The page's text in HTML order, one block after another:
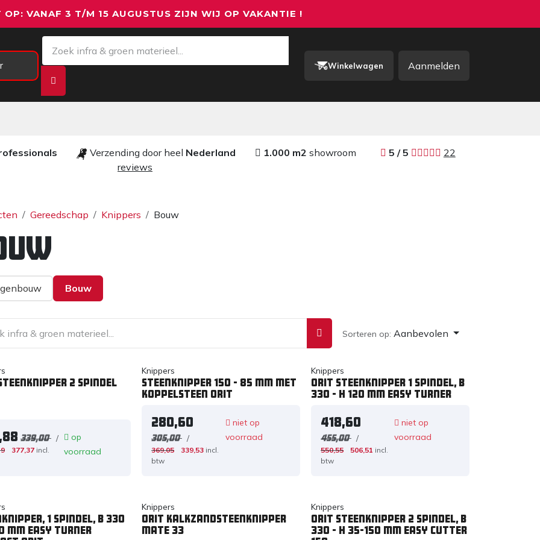
VANAF 3 T/M 15 AUGUSTUS ZIJN WIJ OP VAKANTIE !
Winkelwagen Aanmelden
Verzending door heel Nederland 1.000 m2showroom 5 / 5 ​
22
reviews​
Gereedschap Knippers Bouw
Bouw
Sorteren op: Aanbevolen
2 spindel
339,00 /
377,37 incl.
op
voorraad
Knippers
Steenknipper 150 - 85 mm met
koppelsteen ORIT
280,60
305,00 /
369,05 339,53 incl.
btw
niet op
voorraad
Knippers
Orit Steenknipper 1 spindel, B
330 - H 120 mm Easy Turner
418,60
455,00 /
550,55 506,51 incl.
btw
niet op
voorraad
1 spindel, B 330
mm Easy Turner
Knippers
Orit Kalkzandsteenknipper
mate 33
Knippers
Orit Steenknipper 2 spindel, B
330 - H 35-150 mm Easy Cutter